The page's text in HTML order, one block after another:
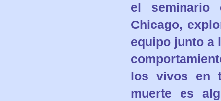
el seminario
Chicago,
equipo junto a
los vivos en
muerte es